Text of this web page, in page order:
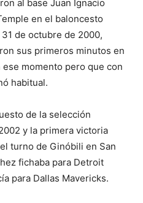
al base Juan Ignacio
en el baloncesto
de octubre de 2000,
sus primeros minutos en
momento pero que con
habitual.
de la selección
y la primera victoria
turno de Ginóbili en San
fichaba para Detroit
para Dallas Mavericks.